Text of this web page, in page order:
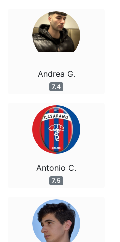
Andrea G.
7.4
Antonio C.
7.5